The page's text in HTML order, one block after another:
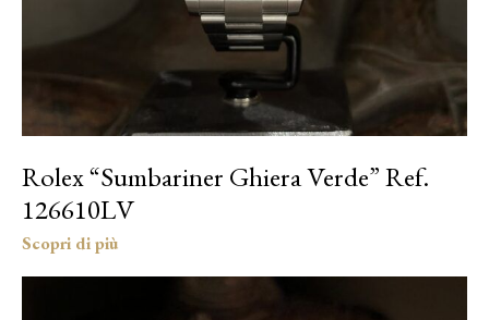
Rolex “Sumbariner Ghiera Verde” Ref.
126610LV